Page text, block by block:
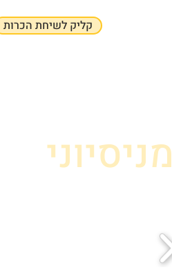
קליק לשיחת הכרות
מניסיוני